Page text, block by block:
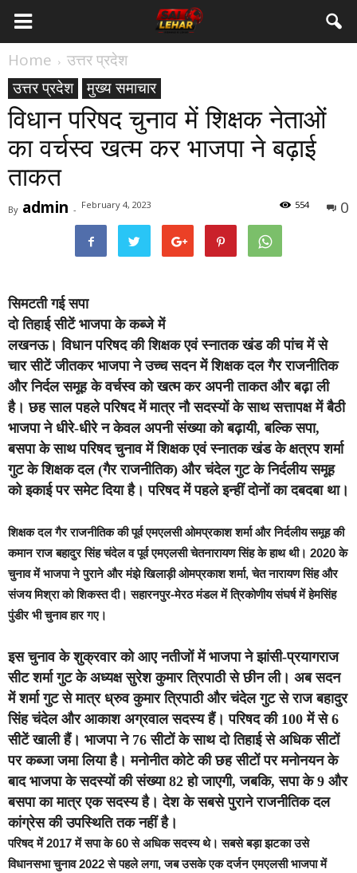
Home
उत्तर प्रदेश
उत्तर प्रदेश
मुख्य समाचार
विधान परिषद चुनाव में शिक्षक नेताओं
का वर्चस्व खत्म कर भाजपा ने बढ़ाई
ताकत
By admin - February 4, 2023 0
554
सिमटती गई सपा
दो तिहाई सीटें भाजपा के कब्जे में
लखनऊ।विधान परिषद की शिक्षक एवं स्नातक खंड की पांच में से
चार सीटें जीतकर भाजपा ने उच्च सदन में शिक्षक दल गैर राजनीतिक
और निर्दल समूह के वर्चस्व को खत्म कर अपनी ताकत और बढ़ा ली
है। छह साल पहले परिषद में मात्र नौ सदस्यों के साथ सत्तापक्ष में बैठी
भाजपा ने धीरे-धीरे न केवल अपनी संख्या को बढ़ायी, बल्कि सपा,
बसपा के साथ परिषद चुनाव में शिक्षक एवं स्नातक खंड के क्षत्रप शर्मा
गुट के शिक्षक दल (गैर राजनीतिक) और चंदेल गुट के निर्दलीय समूह
को इकाई पर समेट दिया है। परिषद में पहले इन्हीं दोनों का दबदबा था।
शिक्षक दल गैर राजनीतिक की पूर्व एमएलसी ओमप्रकाश शर्मा और निर्दलीय समूह की
कमान राज बहादुर सिंह चंदेल व पूर्व एमएलसी चेतनारायण सिंह के हाथ थी। 2020 के
चुनाव में भाजपा ने पुराने और मंझे खिलाड़ी ओमप्रकाश शर्मा, चेत नारायण सिंह और
संजय मिश्रा को शिकस्त दी। सहारनपुर-मेरठ मंडल में त्रिकोणीय संघर्ष में हेमसिंह
पुंडीर भी चुनाव हार गए।
इस चुनाव के शुक्रवार को आए नतीजों में भाजपा ने झांसी-प्रयागराज
सीट शर्मा गुट के अध्यक्ष सुरेश कुमार त्रिपाठी से छीन ली। अब सदन
में शर्मा गुट से मात्र ध्रुव कुमार त्रिपाठी और चंदेल गुट से राज बहादुर
सिंह चंदेल और आकाश अग्रवाल सदस्य हैं। परिषद की 100 में से 6
सीटें खाली हैं। भाजपा ने 76 सीटों के साथ दो तिहाई से अधिक सीटों
पर कब्जा जमा लिया है। मनोनीत कोटे की छह सीटों पर मनोनयन के
बाद भाजपा के सदस्यों की संख्या 82 हो जाएगी, जबकि, सपा के 9 और
बसपा का मात्र एक सदस्य है। देश के सबसे पुराने राजनीतिक दल
कांग्रेस की उपस्थिति तक नहीं है।
परिषद में 2017 में सपा के 60 से अधिक सदस्य थे। सबसे बड़ा झटका उसे
विधानसभा चुनाव 2022 से पहले लगा, जब उसके एक दर्जन एमएलसी भाजपा में